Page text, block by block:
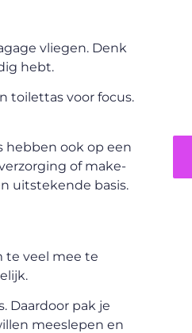
vliegen. Denk
hebt.
toilettas voor focus.
hebben ook op een
of make-
uitstekende basis.
te veel mee te
Daardoor pak je
meeslepen en